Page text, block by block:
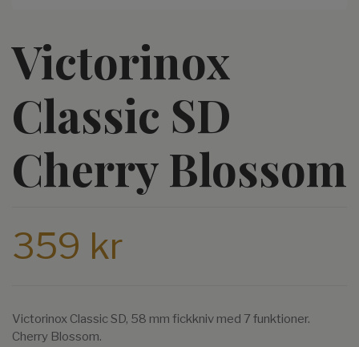
Victorinox
Classic SD
Cherry Blossom
359 kr
Victorinox Classic SD, 58 mm fickkniv med 7 funktioner.
Cherry Blossom.